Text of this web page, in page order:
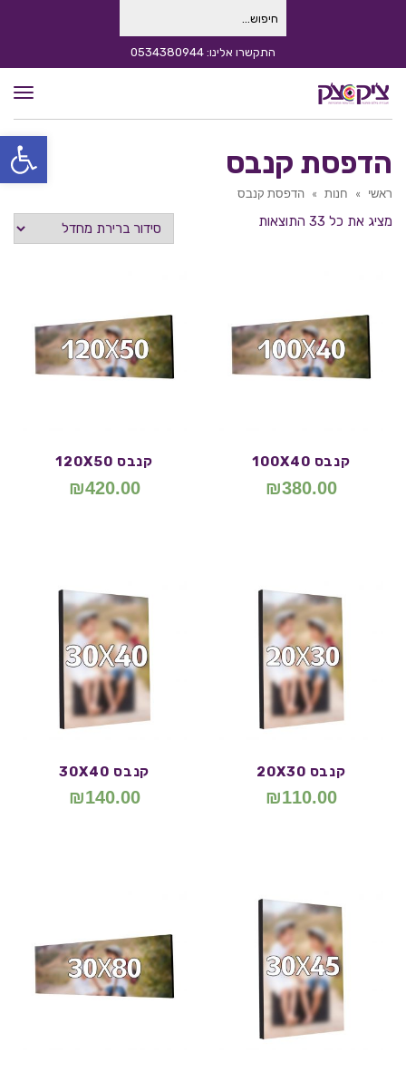
פתח
עבור: התקשרו אלינו: 0534380944
הדפסת קנבס
ראשי » חנות » הדפסת קנבס
מציג את כל 33 התוצאות
קנבס 100X40
₪380.00
קנבס 120X50
₪420.00
קנבס 20X30
₪110.00
קנבס 30X40
₪140.00